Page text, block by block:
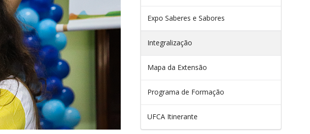
Expo Saberes e Sabores
Integralização
Mapa da Extensão
Programa de Formação
UFCA Itinerante